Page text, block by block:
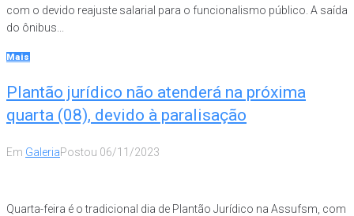
com o devido reajuste salarial para o funcionalismo público. A saída
do ônibus...
Mais
Plantão jurídico não atenderá na próxima
quarta (08), devido à paralisação
Em GaleriaPostou 06/11/2023
Quarta-feira é o tradicional dia de Plantão Jurídico na Assufsm, com